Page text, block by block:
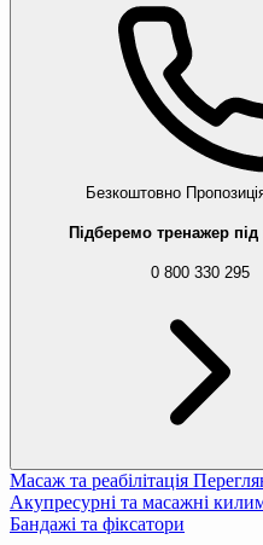
Безкоштовно
Підберемо тренажер під
0 800 330 295
Масаж та реабілітація
Акупресурні та масажні
Бандажі та фіксатори